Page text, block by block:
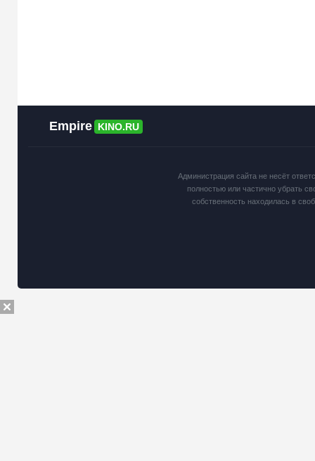
Empire KINO.RU
Администрация сайта не несёт
полностью или частично убрать
собственность находилась в